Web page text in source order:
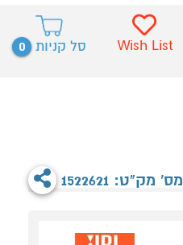
סל קניות 0 Wish List
מס' מק"ט: 1522621